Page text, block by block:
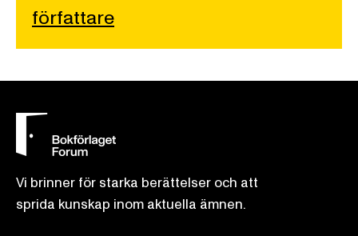
författare
Vi brinner för starka berättelser och att
sprida kunskap inom aktuella ämnen.